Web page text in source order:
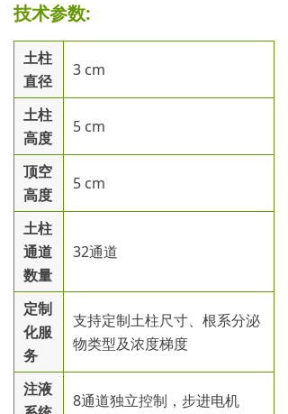
技术参数:
土柱
直径
3 cm
土柱
高度
5 cm
顶空
高度
5 cm
土柱
通道
数量
32通道
定制
化服
务
支持定制土柱尺寸、根系分泌
物类型及浓度梯度
注液
8通道独立控制，步进电机